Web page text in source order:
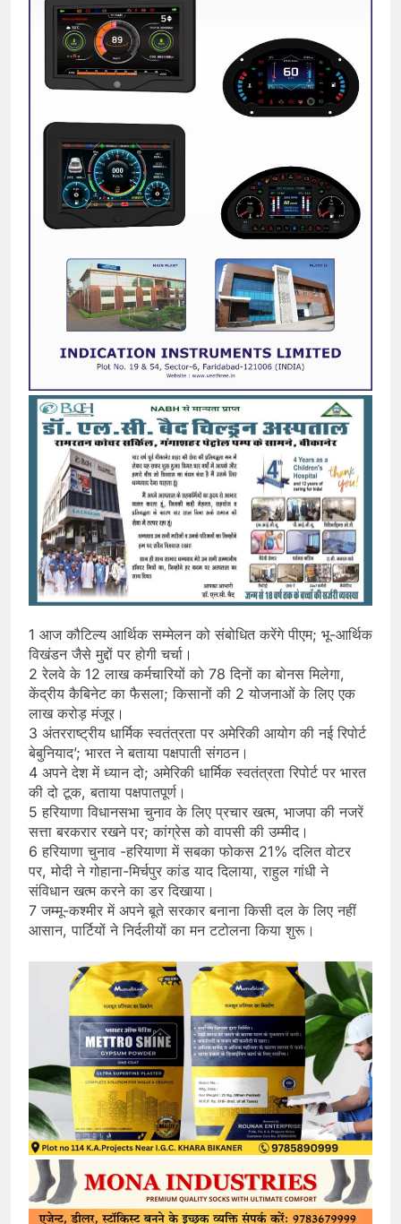
1 आज कौटिल्य आर्थिक सम्मेलन को संबोधित करेंगे पीएम; भू-आर्थिक
विखंडन जैसे मुद्दों पर होगी चर्चा।
2 रेलवे के 12 लाख कर्मचारियों को 78 दिनों का बोनस मिलेगा,
केंद्रीय कैबिनेट का फैसला; किसानों की 2 योजनाओं के लिए एक
लाख करोड़ मंजूर।
3 अंतरराष्ट्रीय धार्मिक स्वतंत्रता पर अमेरिकी आयोग की नई रिपोर्ट
बेबुनियाद’; भारत ने बताया पक्षपाती संगठन।
4 अपने देश में ध्यान दो; अमेरिकी धार्मिक स्वतंत्रता रिपोर्ट पर भारत
की दो टूक, बताया पक्षपातपूर्ण।
5 हरियाणा विधानसभा चुनाव के लिए प्रचार खत्म, भाजपा की नजरें
सत्ता बरकरार रखने पर; कांग्रेस को वापसी की उम्मीद।
6 हरियाणा चुनाव -हरियाणा में सबका फोकस 21% दलित वोटर
पर, मोदी ने गोहाना-मिर्चपुर कांड याद दिलाया, राहुल गांधी ने
संविधान खत्म करने का डर दिखाया।
7 जम्मू-कश्मीर में अपने बूते सरकार बनाना किसी दल के लिए नहीं
आसान, पार्टियों ने निर्दलीयों का मन टटोलना किया शुरू।